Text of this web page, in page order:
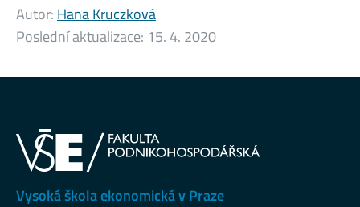
Autor: Hana Kruczková
Poslední aktualizace: 15. 4. 2020
Vysoká škola ekonomická v Praze